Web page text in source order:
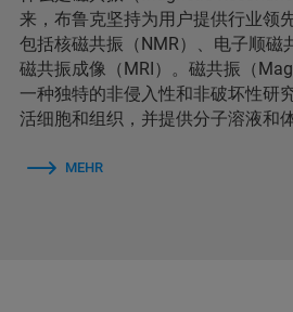
来，布鲁克坚持为用户提供行业领
包括核磁共振（NMR）、电子顺磁
磁共振成像（MRI）。磁共振（
一种独特的非侵入性和非破坏性研
活细胞和组织，并提供分子溶液和
MEHR